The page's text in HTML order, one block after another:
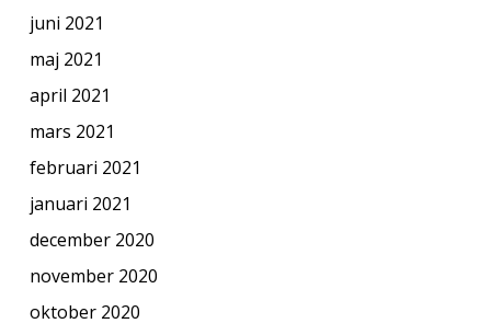
juni 2021
maj 2021
april 2021
mars 2021
februari 2021
januari 2021
december 2020
november 2020
oktober 2020